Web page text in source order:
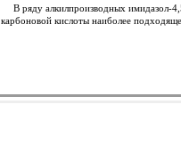
В ряду алкилпроизводных имидазол-
карбоновой кислоты наиболее